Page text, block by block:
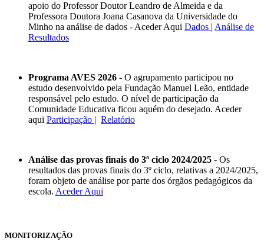
apoio do Professor Doutor Leandro de Almeida e da
Professora Doutora Joana Casanova da Universidade do
Minho na análise de dados - Aceder Aqui Dados | Análise de
Resultados
Programa AVES 2026 - O agrupamento participou no
estudo desenvolvido pela Fundação Manuel Leão, entidade
responsável pelo estudo. O nível de participação da
Comunidade Educativa ficou aquém do desejado. Aceder
aqui Participação | Relatório
Análise das provas finais do 3º ciclo 2024/2025 - Os
resultados das provas finais do 3º ciclo, relativas a 2024/2025,
foram objeto de análise por parte dos órgãos pedagógicos da
escola. Aceder Aqui
MONITORIZAÇÃO